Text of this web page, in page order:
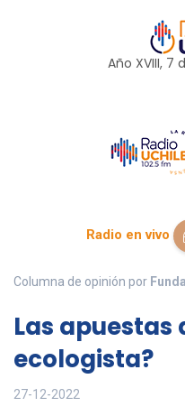
Año XVIII, 7
Radio en vivo
Columna de opinión por
Las apuestas
ecologista?
27-12-2022